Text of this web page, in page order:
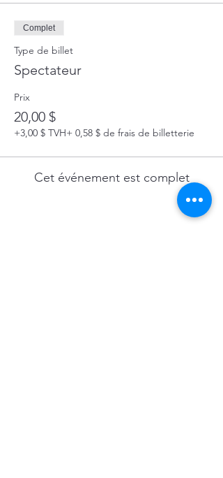
Complet
Type de billet
Spectateur
Prix
20,00 $
+3,00 $ TVH+ 0,58 $ de frais de billetterie
Cet événement est complet